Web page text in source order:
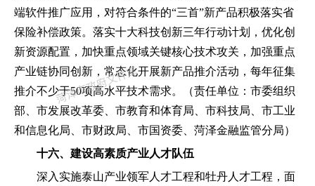
端软件推广应用 ， 对符合条件的“三首”新产品积极落实省
保险补偿政策。落实十大科技创新三年行动计划
， 优化创
新资源配置 ， 加快重点领域关键核心技术攻关 ， 加强重点
产业链协同创新 ， 常态化开展新产品推介活动 ， 每年征集
推介不少于50项高水平技术需求。 （责任单位 ： 市委组织
部、市发展改革委、市教育和体育局、市科技局、市工业
和信息化局、市财政局、市国资委、菏泽金融监管分局）
十六、建设高素质产业人才队伍
深入实施泰山产业领军人才工程和牡丹人才工程 ， 面